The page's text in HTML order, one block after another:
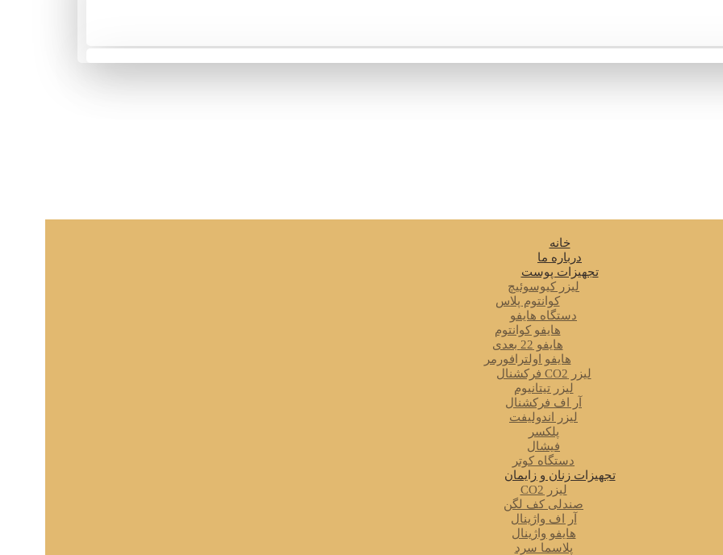
خانه
درباره ما
تجهیزات پوست
لیزر کیوسوئیچ
کوانتوم پلاس
دستگاه هایفو
هایفو کوانتوم
هایفو 22 بعدی
هایفو اولترافورمر
لیزر CO2 فرکشنال
لیزر تیتانیوم
آر اف فرکشنال
لیزر اندولیفت
پلکسر
فیشال
دستگاه کوتر
تجهیزات زنان و زایمان
لیزر CO2
صندلی کف لگن
آر اف واژینال
هایفو واژینال
پلاسما سرد